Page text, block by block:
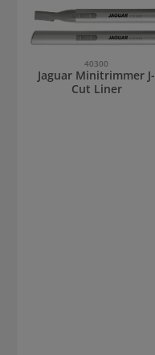
40300
Jaguar Minitrimmer J-
Cut Liner